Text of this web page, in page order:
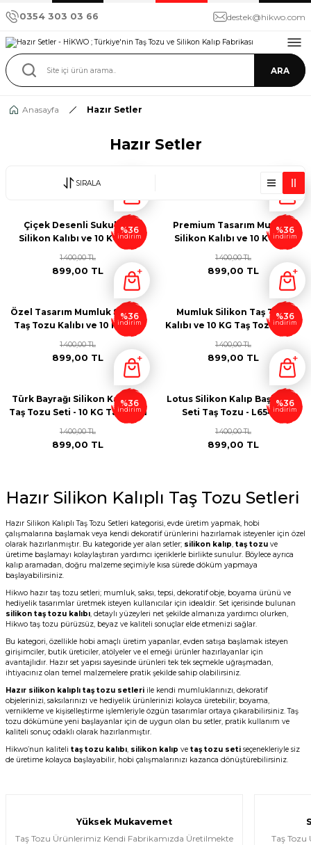
0354 303 03 66 destek@hikwo.com
ARA
Anasayfa Hazır Setler
Hazır Setler
SIRALA
%36
indirim
Çiçek Desenli Sukulent
Silikon Kalıbı ve 10 KG Taş
Tozu Seti - S85244
899,00 TL
1.400,00 TL
%36
indirim
Premium Tasarım Mumluk
Silikon Kalıbı ve 10 KG Taş
899,00 TL
1.400,00 TL
%36
indirim
Özel Tasarım Mumluk Silikon
Taş Tozu Kalıbı ve 10 KG Taş
899,00 TL
1.400,00 TL
%36
indirim
Mumluk Silikon Taş Tozu
Kalıbı ve 10 KG Taş Tozu Seti -
899,00 TL
1.400,00 TL
%36
indirim
Türk Bayrağı Silikon Kalıp ve
Taş Tozu Seti - 10 KG Taş Tozu
899,00 TL
1.400,00 TL
%36
indirim
Lotus Silikon Kalıp Başlangıç
Seti Taş Tozu - L65433
899,00 TL
1.400,00 TL
Hazır Silikon Kalıplı Taş Tozu Setleri
Hazır Silikon Kalıplı Taş Tozu Setleri kategorisi, evde üretim yapmak, hobi
çalışmalarına başlamak veya kendi dekoratif ürünlerini hazırlamak isteyenler için özel
olarak hazırlanmıştır. Bu kategoride yer alan setler; silikon kalıp, taş tozu ve
üretime başlamayı kolaylaştıran yardımcı içeriklerle birlikte sunulur. Böylece ayrıca
kalıp aramadan, doğru malzeme seçimiyle kısa sürede döküm yapmaya
başlayabilirsiniz.
Hikwo hazır taş tozu setleri; mumluk, saksı, tepsi, dekoratif obje, boyama ürünü ve
hediyelik tasarımlar üretmek isteyen kullanıcılar için idealdir. Set içerisinde bulunan
silikon taş tozu kalıbı, detaylı yüzeyleri net şekilde almanıza yardımcı olurken,
Hikwo taş tozu pürüzsüz, beyaz ve kaliteli sonuçlar elde etmenizi sağlar.
Bu kategori, özellikle hobi amaçlı üretim yapanlar, evden satışa başlamak isteyen
girişimciler, butik üreticiler, atölyeler ve el emeği ürünler hazırlayanlar için
avantajlıdır. Hazır set yapısı sayesinde ürünleri tek tek seçmekle uğraşmadan,
ihtiyacınız olan temel malzemelere pratik şekilde sahip olabilirsiniz.
Hazır silikon kalıplı taş tozu setleri ile kendi mumluklarınızı, dekoratif
objelerinizi, saksılarınızı ve hediyelik ürünlerinizi kolayca üretebilir; boyama,
vernikleme ve kişiselleştirme işlemleriyle özgün tasarımlar ortaya çıkarabilirsiniz. Taş
tozu dökümüne yeni başlayanlar için de uygun olan bu setler, pratik kullanım ve
kaliteli sonuç odaklı olarak hazırlanmıştır.
Hikwo’nun kaliteli taş tozu kalıbı, silikon kalıp ve taş tozu seti seçenekleriyle siz
de üretime kolayca başlayabilir, hobi çalışmalarınızı kazanca dönüştürebilirsiniz.
Yüksek Mukavemet
Taş Tozu Ürünlerimiz Kendi Fabrikamızda Üretilmekte
Taş